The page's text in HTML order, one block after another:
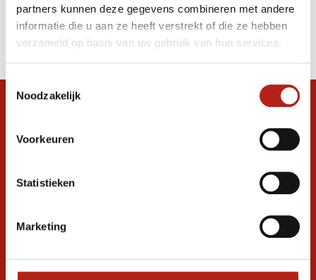
partners kunnen deze gegevens combineren met andere
informatie die u aan ze heeft verstrekt of die ze hebben
verzameld op basis van uw gebruik van hun services.
Toestemmingsselectie
Noodzakelijk
Voorkeuren
Statistieken
Marketing
Producten
Filter
Stel je vraag in de chat, en we helpen je
graag verder. 24/7
Volg ons
promoties